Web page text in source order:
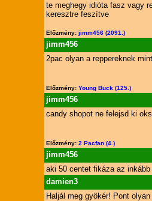
te meghegy idióta fasz vagy
keresztre feszítve
Előzmény: jimm456 (2091.)
jimm456
2pac olyan a reppereknek
Előzmény: Young Buck (125.)
jimm456
candy shopot ne felejsd ki oks
Előzmény: 2 Pacfan (4.)
jimm456
aki 50 centet fikáza az
damien3
Haljál meg gyökér! Pont